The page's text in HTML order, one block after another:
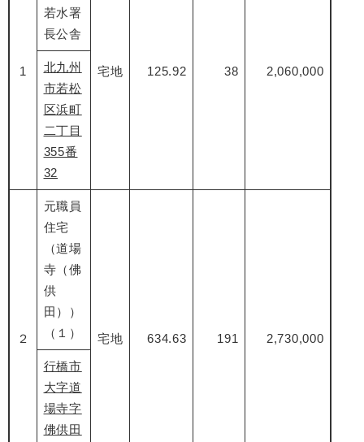
1
若水署
長公舎
宅地 125.92 38 2,060,000
北九州
市若松
区浜町
二丁目
355番
32
２
元職員
住宅
（道場
寺（佛
供
田））
（１）
宅地 634.63 191
2,730,000
行橋市
大字道
場寺字
佛供田